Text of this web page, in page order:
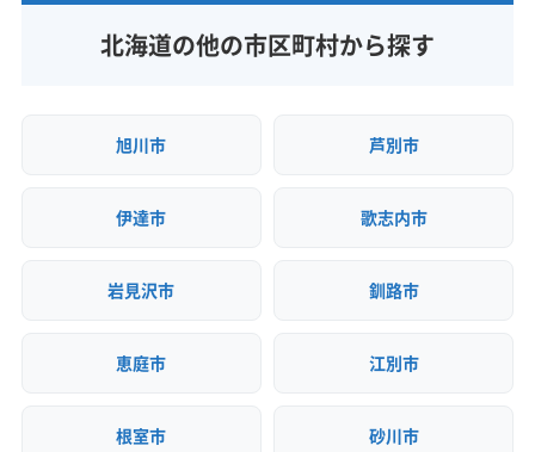
北海道の他の市区町村から探す
旭川市 芦別市
伊達市 歌志内市
岩見沢市 釧路市
恵庭市 江別市
根室市 砂川市